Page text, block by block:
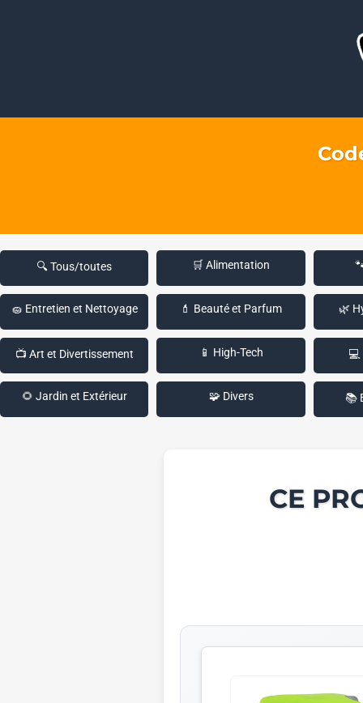
🔍 Tous/toutes 🛒 Alimentation
🧽 Entretien et Nettoyage 💄 Beauté et Parfum 🌿
📺 Art et Divertissement 📱 High-Tech 💻
🌻 Jardin et Extérieur 🧩 Divers 📚
CE